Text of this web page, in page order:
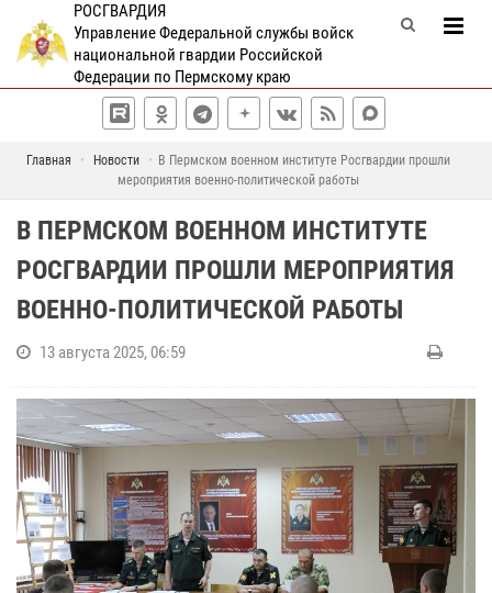
РОСГВАРДИЯ
Управление Федеральной службы войск
национальной гвардии Российской
Федерации по Пермскому краю
Главная Новости
В Пермском военном институте Росгвардии прошли
мероприятия военно-политической работы
В ПЕРМСКОМ ВОЕННОМ ИНСТИТУТЕ
РОСГВАРДИИ ПРОШЛИ МЕРОПРИЯТИЯ
ВОЕННО-ПОЛИТИЧЕСКОЙ РАБОТЫ
13 августа 2025, 06:59